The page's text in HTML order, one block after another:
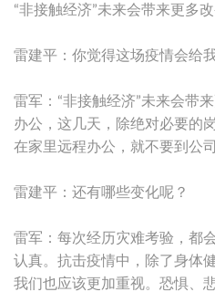
“非接触经济”未来会带来更多
雷建平：你觉得这场疫情会给
雷军：“非接触经济”未来会带
办公，这几天，除绝对必要的
在家里远程办公，就不要到公司
雷建平：还有哪些变化呢？
雷军：每次经历灾难考验，都
认真。抗击疫情中，除了身体
我们也应该更加重视。恐惧、